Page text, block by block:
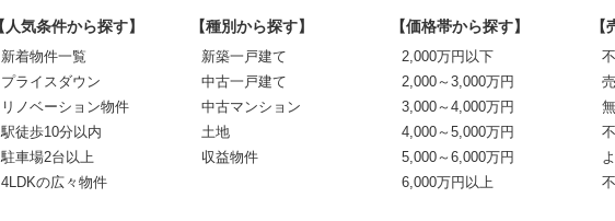
【人気条件から探す】
新着物件一覧
プライスダウン
リノベーション物件
駅徒歩10分以内
駐車場2台以上
4LDKの広々物件
【種別から探す】
新築一戸建て
中古一戸建て
中古マンション
土地
収益物件
【価格帯から探す】
2,000万円以下
2,000～3,000万円
3,000～4,000万円
4,000～5,000万円
5,000～6,000万円
6,000万円以上
【